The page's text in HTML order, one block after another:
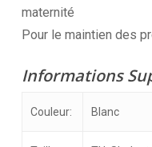
maternité
Pour le maintien des
Informations
Couleur: Blanc